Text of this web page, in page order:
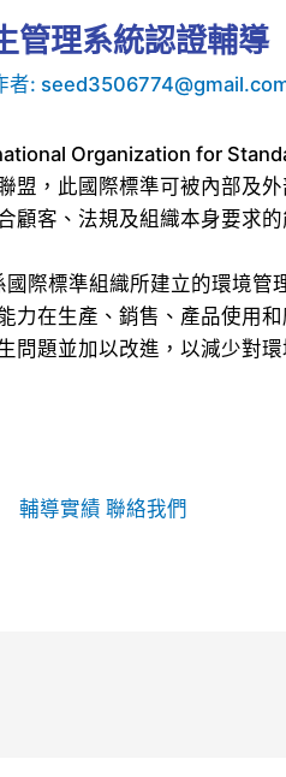
管理系統認證輔導
者:
Organization for
盟，此國際標準可被內部及
顧客、法規及組織本身要求的
國際標準組織所建立的環境管
力在生產、銷售、產品使用
問題並加以改進，以減少對環
輔導實績 聯絡我們